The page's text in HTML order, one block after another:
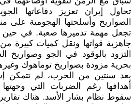
تحاول إيران تعزيز دفاعاتها
الصواريخ وأسلحتها الهجومية
تجعل مهمة تدميرها صعبة. في حين
جاهزية قواتها ونقل كميات كبيرة
التزود بالوقود في الجو وصواريخ
بحرية مزودة بصواريخ توماهوك
بعد سنتين من الحرب، لم تتمكن
أهدافها رغم الضربات التي
سقوط نظام بشار الأسد. هناك